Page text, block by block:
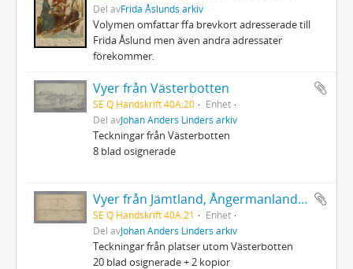
Del avFrida Åslunds arkiv
Volymen omfattar ffa brevkort adresserade till
Frida Åslund men även andra adressater
förekommer.
Vyer från Västerbotten
SE Q Handskrift 40A:20
Enhet
Del avJohan Anders Linders arkiv
Teckningar från Västerbotten
8 blad osignerade
Vyer från Jämtland, Ångermanland och Medelpad
SE Q Handskrift 40A:21
Enhet
Del avJohan Anders Linders arkiv
Teckningar från platser utom Västerbotten
20 blad osignerade + 2 kopior